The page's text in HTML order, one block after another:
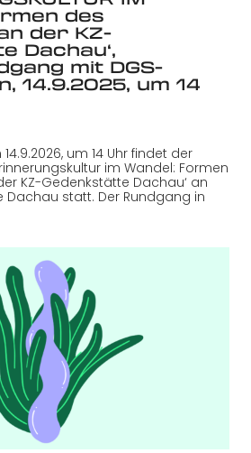
des
der KZ-
Dachau‘,
mit DGS-
14.9.2025, um 14
um 14 Uhr findet der
im Wandel: Formen
KZ-Gedenkstätte Dachau‘ an
Dachau statt. Der Rundgang in